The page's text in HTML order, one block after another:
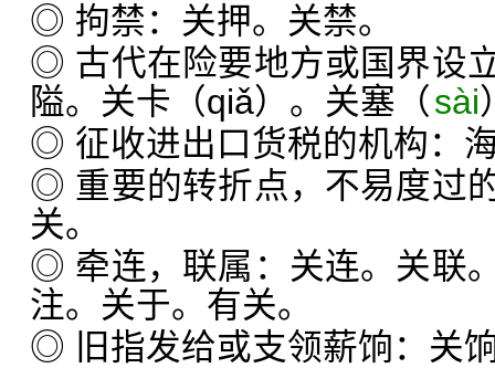
◎ 拘禁：关押。关禁。
◎ 古代在险要地方或国界设
隘。关卡（qiǎ）。关塞（sài
◎ 征收进出口货税的机构：
◎ 重要的转折点，不易度过
关。
◎ 牵连，联属：关连。关联
注。关于。有关。
◎ 旧指发给或支领薪饷：关